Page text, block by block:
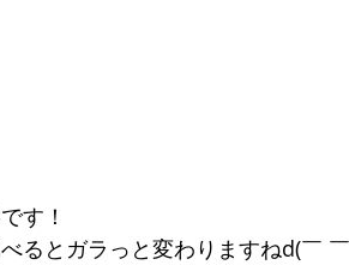
す！
るとガラっと変わりますねd(￣